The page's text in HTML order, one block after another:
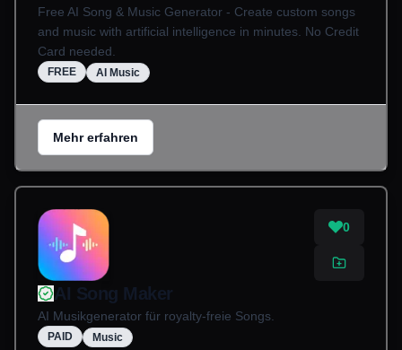
Free AI Song & Music Generator - Create custom songs
and music with artificial intelligence in minutes. No Credit
Card needed.
FREE AI Music
Mehr erfahren
0
AI Song Maker
AI Musikgenerator für royalty-freie Songs.
PAID Music